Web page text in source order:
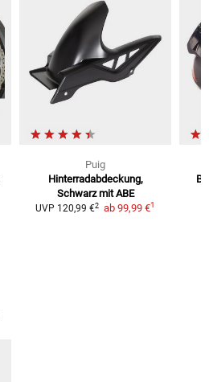
Puig
Hinterradabdeckung,
Schwarz mit ABE
UVP 120,99 €2 ab 99,99 €1